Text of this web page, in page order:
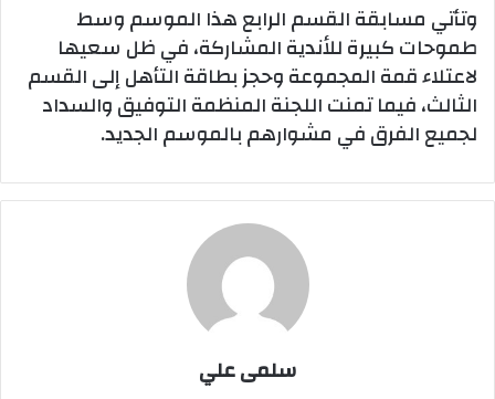
وتأتي مسابقة القسم الرابع هذا الموسم وسط
طموحات كبيرة للأندية المشاركة، في ظل سعيها
لاعتلاء قمة المجموعة وحجز بطاقة التأهل إلى القسم
الثالث، فيما تمنت اللجنة المنظمة التوفيق والسداد
لجميع الفرق في مشوارهم بالموسم الجديد.
سلمى علي